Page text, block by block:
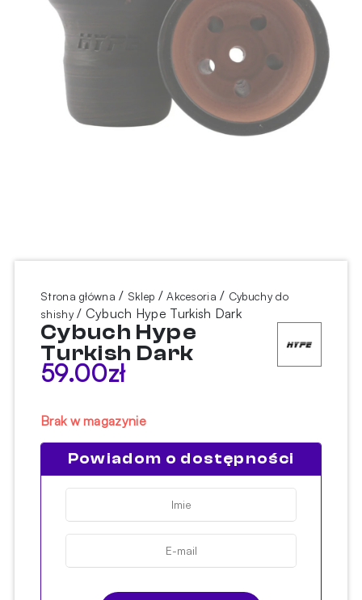
Strona główna / Sklep /Akcesoria / Cybuchy do
shishy/ Cybuch Hype Turkish Dark
Cybuch Hype
Turkish Dark
59.00zł
Brak w magazynie
Powiadom o dostępności